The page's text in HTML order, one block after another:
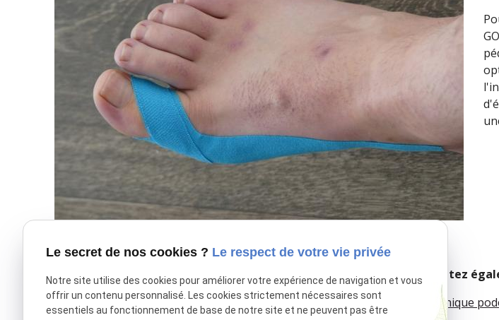
Consultez
Orthonyxie
Examen clinique
Le secret de nos cookies ? Le respect de votre vie privée
Notre site utilise des cookies pour améliorer votre expérience de navigation et vous
offrir un contenu personnalisé. Les cookies strictement nécessaires sont
essentiels au fonctionnement de base de notre site et ne peuvent pas être